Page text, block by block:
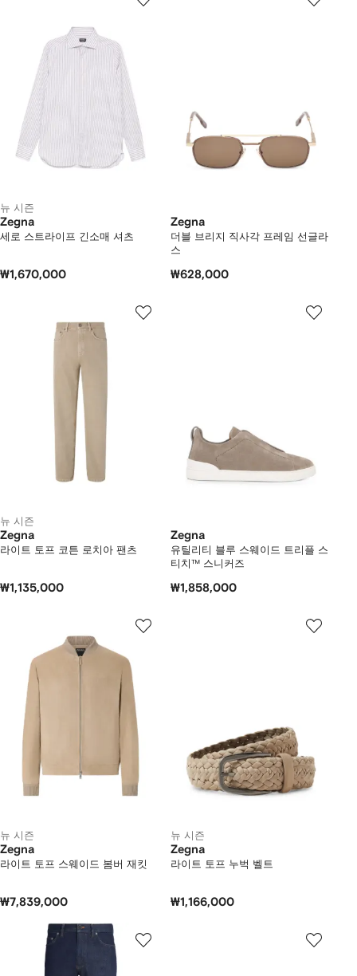
뉴 시즌
Zegna
세로 스트라이프 긴소매 셔츠
₩1,670,000
Zegna
더블 브리지 직사각 프레임 선글라
스
₩628,000
뉴 시즌
Zegna
라이트 토프 코튼 로치아 팬츠
₩1,135,000
Zegna
유틸리티 블루 스웨이드 트리플 스
티치™ 스니커즈
₩1,858,000
뉴 시즌
Zegna
라이트 토프 스웨이드 봄버 재킷
₩7,839,000
뉴 시즌
Zegna
라이트 토프 누벅 벨트
₩1,166,000